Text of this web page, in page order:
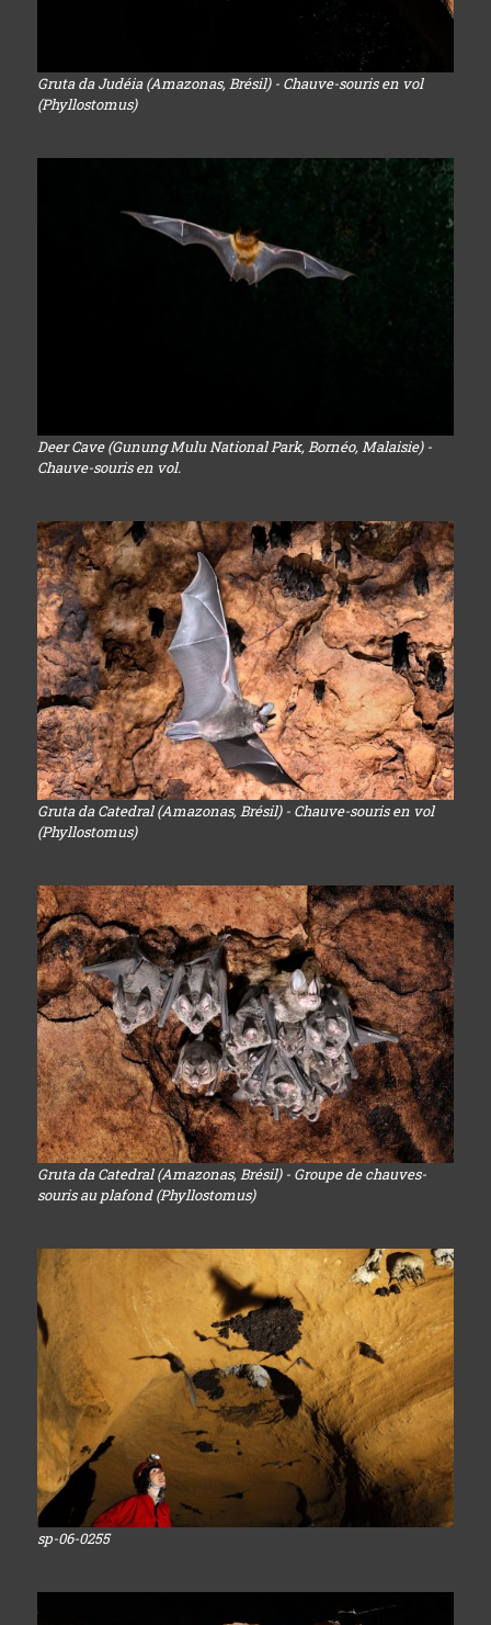
Gruta da Judéia (Amazonas, Brésil) - Chauve-souris en vol
(Phyllostomus)
Deer Cave (Gunung Mulu National Park, Bornéo, Malaisie) -
Chauve-souris en vol.
Gruta da Catedral (Amazonas, Brésil) - Chauve-souris en vol
(Phyllostomus)
Gruta da Catedral (Amazonas, Brésil) - Groupe de chauves-
souris au plafond (Phyllostomus)
sp-06-0255